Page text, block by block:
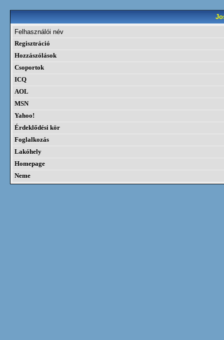
Felhasználói név
Regisztráció
Hozzászólások
Csoportok
ICQ
AOL
MSN
Yahoo!
Érdeklődési kör
Foglalkozás
Lakóhely
Homepage
Neme